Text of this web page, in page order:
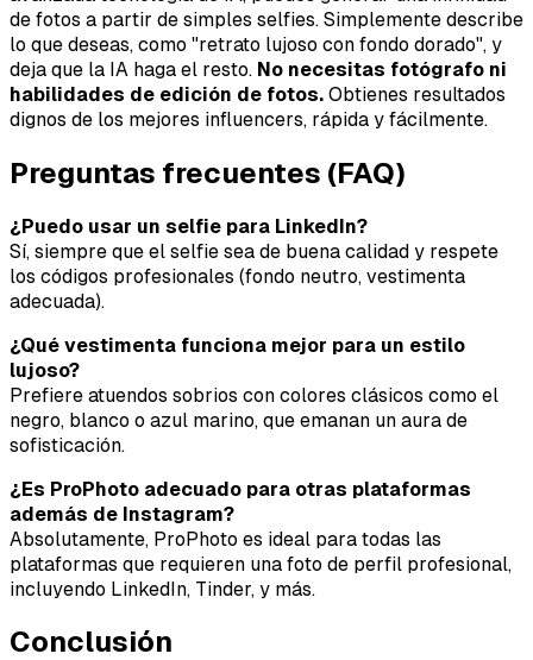
de fotos a partir de simples selfies. Simplemente describe
lo que deseas, como "retrato lujoso con fondo dorado", y
deja que la IA haga el resto. No necesitas fotógrafo ni
habilidades de edición de fotos. Obtienes resultados
dignos de los mejores influencers, rápida y fácilmente.
Preguntas frecuentes (FAQ)
¿Puedo usar un selfie para LinkedIn?
Sí, siempre que el selfie sea de buena calidad y respete
los códigos profesionales (fondo neutro, vestimenta
adecuada).
¿Qué vestimenta funciona mejor para un estilo
lujoso?
Prefiere atuendos sobrios con colores clásicos como el
negro, blanco o azul marino, que emanan un aura de
sofisticación.
¿Es ProPhoto adecuado para otras plataformas
además de Instagram?
Absolutamente, ProPhoto es ideal para todas las
plataformas que requieren una foto de perfil profesional,
incluyendo LinkedIn, Tinder, y más.
Conclusión